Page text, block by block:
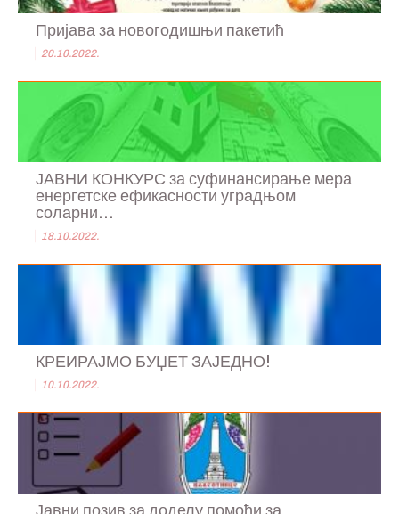
Пријава за новогодишњи пакетић
20.10.2022.
ЈАВНИ КОНКУРС за суфинансирање мера
енергетске ефикасности уградњом
соларни...
18.10.2022.
КРЕИРАЈМО БУЏЕТ ЗАЈЕДНО!
10.10.2022.